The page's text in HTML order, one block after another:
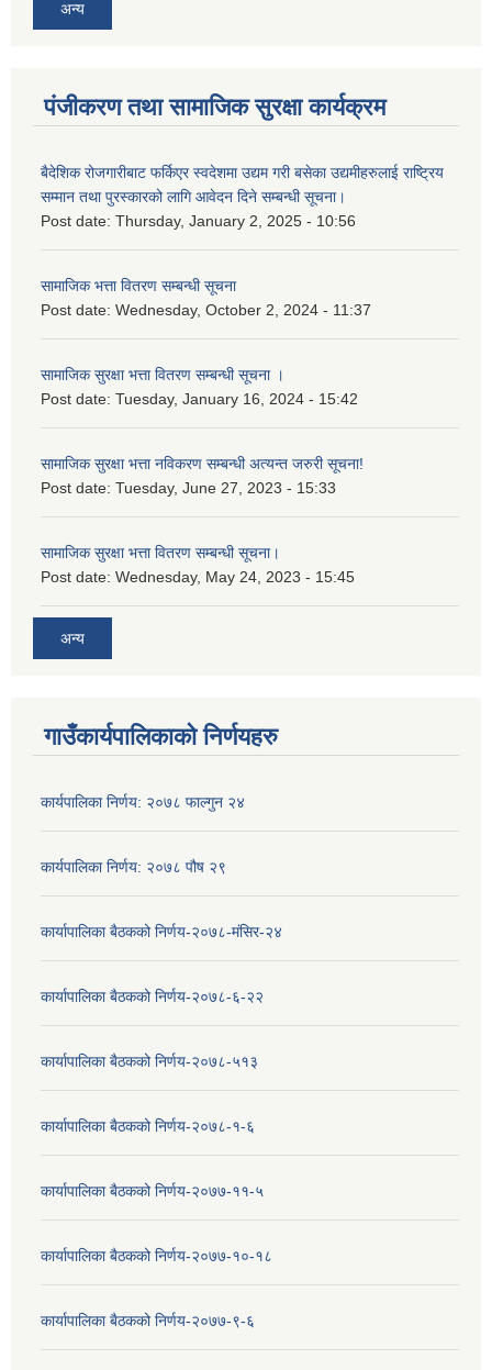
अन्य
पंजीकरण तथा सामाजिक सुरक्षा कार्यक्रम
बैदेशिक रोजगारीबाट फर्किएर स्वदेशमा उद्यम गरी बसेका उद्यमीहरुलाई राष्‍ट्रिय
सम्मान तथा पुरस्कारको लागि आवेदन दिने सम्बन्धी सूचना।
Post date: Thursday, January 2, 2025 - 10:56
सामाजिक भत्ता वितरण सम्बन्धी सूचना
Post date: Wednesday, October 2, 2024 - 11:37
सामाजिक सुरक्षा भत्ता वितरण सम्बन्धी सूचना ।
Post date: Tuesday, January 16, 2024 - 15:42
सामाजिक सुरक्षा भत्ता नविकरण सम्बन्धी अत्यन्त जरुरी सूचना!
Post date: Tuesday, June 27, 2023 - 15:33
सामाजिक सुरक्षा भत्ता वितरण सम्बन्धी सूचना।
Post date: Wednesday, May 24, 2023 - 15:45
अन्य
गाउँकार्यपालिकाको निर्णयहरु
कार्यपालिका निर्णय: २०७८ फाल्गुन २४
कार्यपालिका निर्णय: २०७८ पौष २९
कार्यापालिका बैठकको निर्णय-२०७८-मंसिर-२४
कार्यापालिका बैठकको निर्णय-२०७८-६-२२
कार्यापालिका बैठकको निर्णय-२०७८-५१३
कार्यापालिका बैठकको निर्णय-२०७८-१-६
कार्यापालिका बैठकको निर्णय-२०७७-११-५
कार्यापालिका बैठकको निर्णय-२०७७-१०-१८
कार्यापालिका बैठकको निर्णय-२०७७-९-६